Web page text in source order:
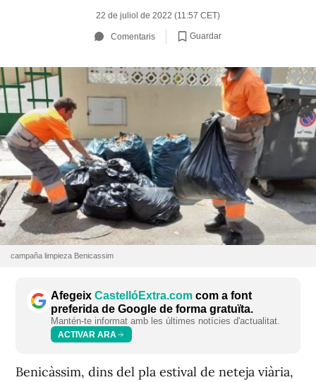
22 de juliol de 2022 (11:57 CET)
Comentaris Guardar
campaña limpieza Benicassim
Afegeix CastellóExtra.com com a font
preferida de Google de forma gratuïta.
Mantén-te informat amb les últimes notícies d'actualitat.
ACTIVAR ARA
Benicàssim, dins del pla estival de neteja viària,